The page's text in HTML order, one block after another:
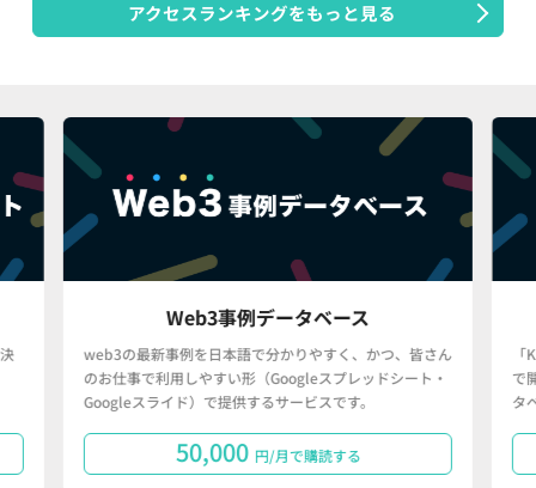
アクセスランキングをもっと見る
Web3事例データベース
web3の最新事例を日本語で分かりやすく、かつ、皆さん
のお仕事で利用しやすい形（Googleスプレッドシート・
Googleスライド）で提供するサービスです。
50,000 円/月で購読する
で
タ